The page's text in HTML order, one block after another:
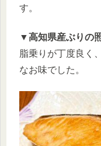
す。
▼高知県産ぶりの
脂乗りが丁度良く
なお味でした。